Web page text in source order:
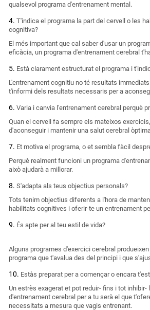
qualsevol programa d'entrenament mental.
T'indica el programa la part del cervell o les
cognitiva?
El més important que cal saber d'usar un
eficàcia, un programa d'entrenament cerebral
Està clarament estructurat el programa i
L'entrenament cognitiu no té resultats
t'informi dels resultats necessaris per a
Varia i canvia l'entrenament cerebral perquè
Quan el cervell fa sempre els mateixos
d'aconseguir i mantenir una salut cerebral
Et motiva el programa, o et sembla fàcil
Perquè realment funcioni un programa
això ajudarà a millorar.
S'adapta als teus objectius personals?
Tots tenim objectius diferents a l'hora de
habilitats cognitives i oferir-te un entrenament
És apte per al teu estil de vida?
Alguns programes d'exercici cerebral
programa que t'avalua des del principi i que
Estàs preparat per a començar o encara
Un estrès exagerat et pot reduir- fins i tot
d'entrenament cerebral per a tu serà el que
necessitats a mesura que vagis entrenant.